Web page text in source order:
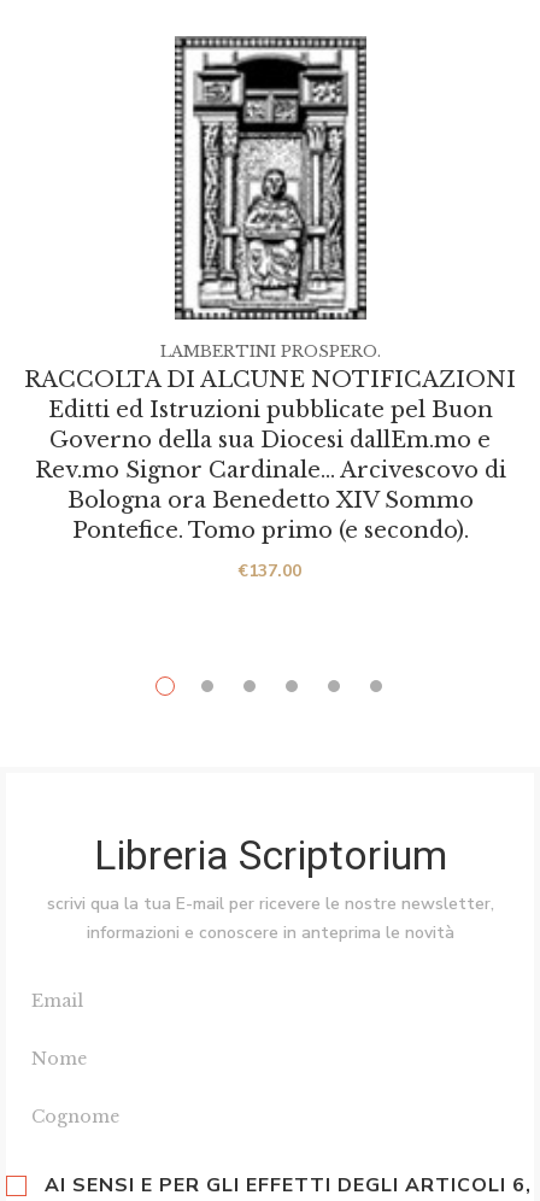
RACCOLTA DI ALCUNE NOTIFICAZIONI
Editti ed Istruzioni pubblicate pel Buon
Governo della sua Diocesi dallEm.mo e
Rev.mo Signor Cardinale… Arcivescovo di
Bologna ora Benedetto XIV Sommo
Pontefice. Tomo primo (e secondo).
€137.00
LAMBERTINI PROSPERO.
Libreria Scriptorium
scrivi qua la tua E-mail per ricevere le nostre newsletter,
informazioni e conoscere in anteprima le novità
AI SENSI E PER GLI EFFETTI DEGLI ARTICOLI 6,